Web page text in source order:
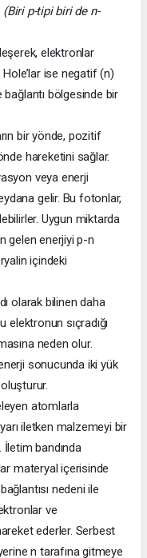
(Biri p-tipi biri de n-
elektronlar
ise negatif (n)
bölgesinde bir
bir yönde, pozitif
hareketini sağlar.
veya enerji
gelir. Bu fotonlar,
Uygun miktarda
gelen enerjiyi p-n
içindeki
olarak bilinen daha
elektronun sıçradığı
neden olur.
sonucunda iki yük
atomlarla
iletken malzemeyi bir
bandında
materyal içerisinde
nedeni ile
ve
ederler. Serbest
n tarafına gitmeye